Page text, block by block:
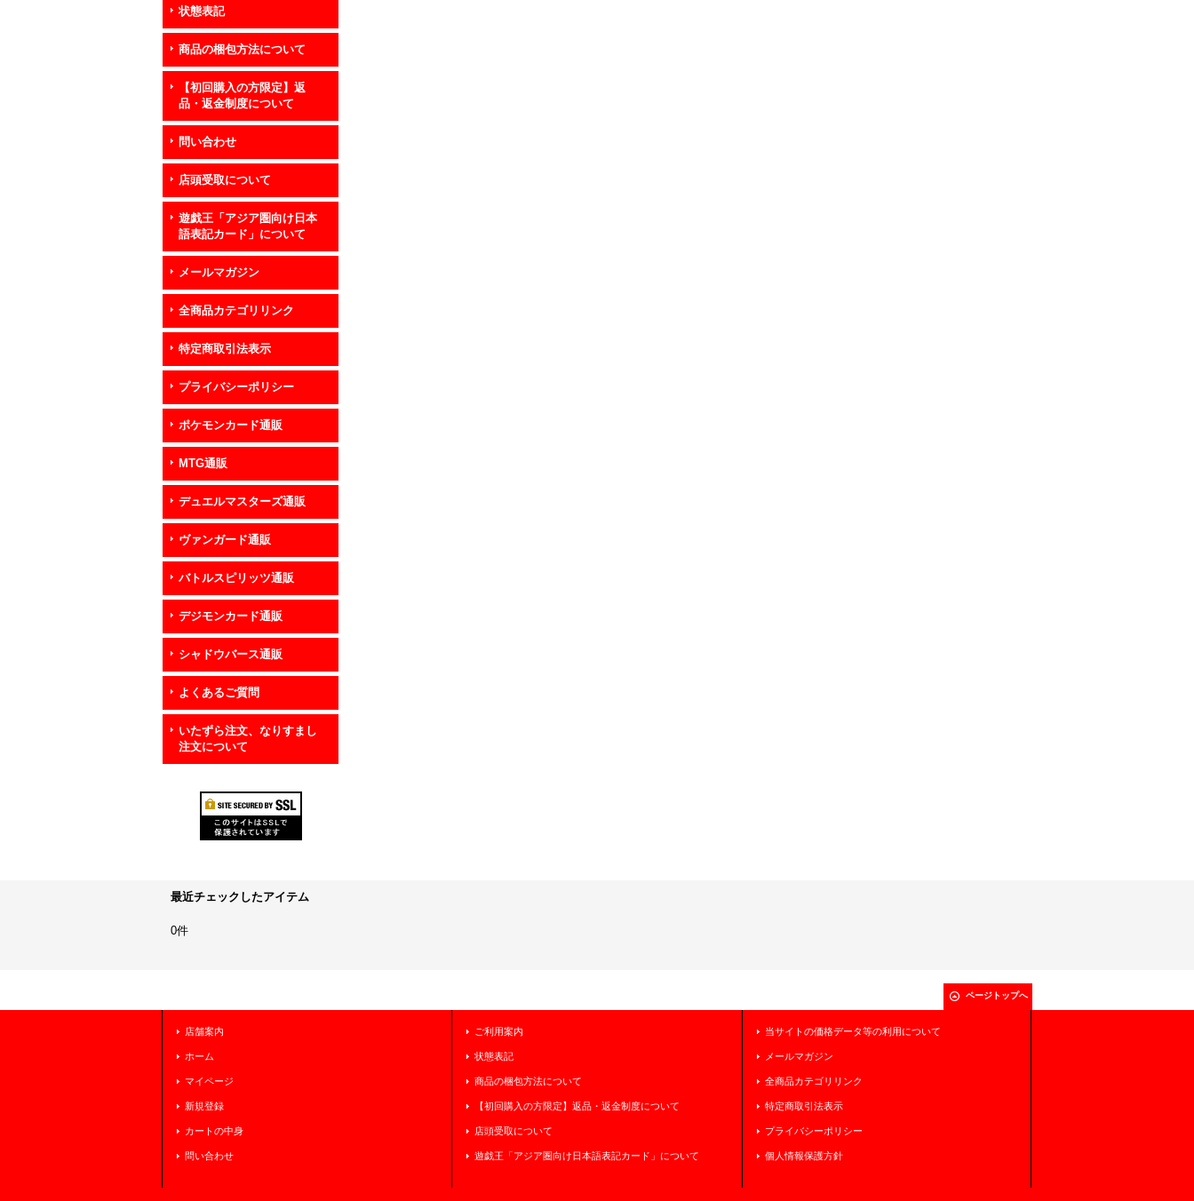
状態表記
商品の梱包方法について
【初回購入の方限定】返
品・返金制度について
問い合わせ
店頭受取について
遊戯王「アジア圏向け日本
語表記カード」について
メールマガジン
全商品カテゴリリンク
特定商取引法表示
プライバシーポリシー
ポケモンカード通販
MTG通販
デュエルマスターズ通販
ヴァンガード通販
バトルスピリッツ通販
デジモンカード通販
シャドウバース通販
よくあるご質問
いたずら注文、なりすまし
注文について
最近チェックしたアイテム
0件
ページトップへ
店舗案内
ホーム
マイページ
新規登録
カートの中身
問い合わせ
ご利用案内
状態表記
商品の梱包方法について
【初回購入の方限定】返品・返金制度について
店頭受取について
遊戯王「アジア圏向け日本語表記カード」について
当サイトの価格データ等の利用について
メールマガジン
全商品カテゴリリンク
特定商取引法表示
プライバシーポリシー
個人情報保護方針